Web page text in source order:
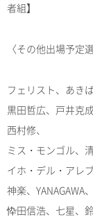
者組】
〈その他出場予定
フェリスト、あき
黒田哲広、戸井克
西村修、
ミス・モンゴル、
イホ・デル・アレブ
神楽、YANAGAWA
忰田信浩、七星、